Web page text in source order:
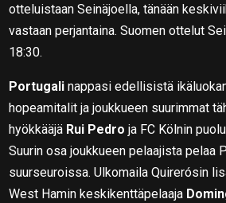
otteluistaan Seinäjoella, tänään
vastaan perjantaina. Suomen ottelut
18:30.
Portugalinappasi edellisistä
hopeamitalit ja joukkueen suurimmat
hyökkääjä Rui Pedro ja FC Kölnin
Suurin osa joukkueen pelaajista pelaa
suurseuroissa. Ulkomaila Quirerósin
West Hamin keskikenttäpelaaja